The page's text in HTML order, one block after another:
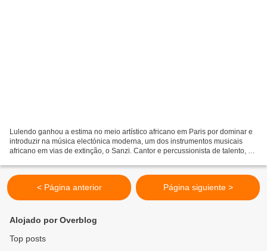
Lulendo ganhou a estima no meio artístico africano em Paris por dominar e
introduzir na música electónica moderna, um dos instrumentos musicais
africano em vias de extinção, o Sanzi. Cantor e percussionista de talento, vai
< Página anterior Página siguiente >
Alojado por Overblog
Top posts